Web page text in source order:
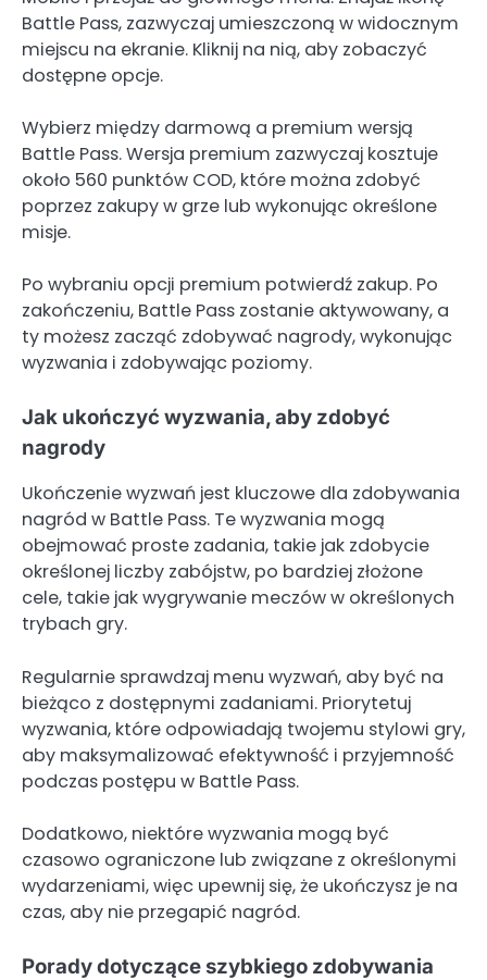
Battle Pass, zazwyczaj umieszczoną w widocznym
miejscu na ekranie. Kliknij na nią, aby zobaczyć
dostępne opcje.
Wybierz między darmową a premium wersją
Battle Pass. Wersja premium zazwyczaj kosztuje
około 560 punktów COD, które można zdobyć
poprzez zakupy w grze lub wykonując określone
misje.
Po wybraniu opcji premium potwierdź zakup. Po
zakończeniu, Battle Pass zostanie aktywowany, a
ty możesz zacząć zdobywać nagrody, wykonując
wyzwania i zdobywając poziomy.
Jak ukończyć wyzwania, aby zdobyć
nagrody
Ukończenie wyzwań jest kluczowe dla zdobywania
nagród w Battle Pass. Te wyzwania mogą
obejmować proste zadania, takie jak zdobycie
określonej liczby zabójstw, po bardziej złożone
cele, takie jak wygrywanie meczów w określonych
trybach gry.
Regularnie sprawdzaj menu wyzwań, aby być na
bieżąco z dostępnymi zadaniami. Priorytetuj
wyzwania, które odpowiadają twojemu stylowi gry,
aby maksymalizować efektywność i przyjemność
podczas postępu w Battle Pass.
Dodatkowo, niektóre wyzwania mogą być
czasowo ograniczone lub związane z określonymi
wydarzeniami, więc upewnij się, że ukończysz je na
czas, aby nie przegapić nagród.
Porady dotyczące szybkiego zdobywania